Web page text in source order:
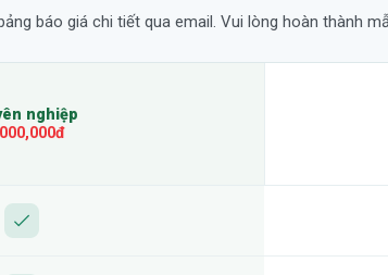
báo giá chi tiết qua email. Vui lòng hoàn thành
nghiệp